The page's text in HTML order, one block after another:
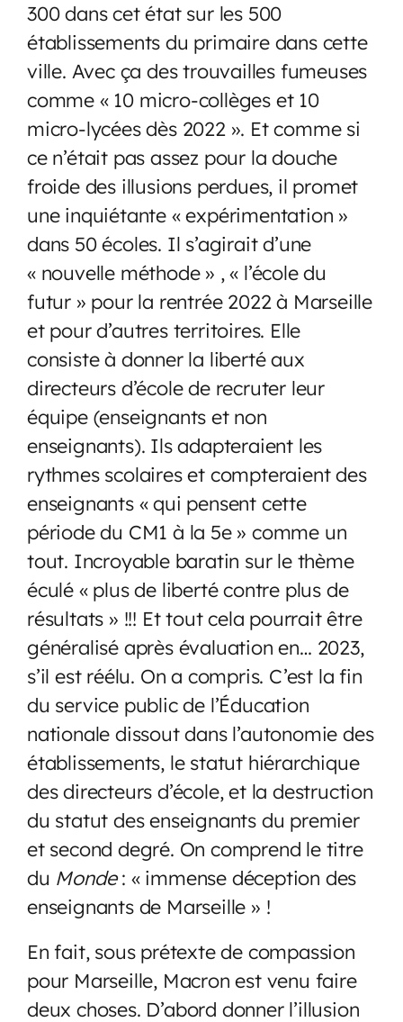
300 dans cet état sur les 500
établissements du primaire dans cette
ville. Avec ça des trouvailles fumeuses
comme « 10 micro-collèges et 10
micro-lycées dès 2022 ». Et comme si
ce n’était pas assez pour la douche
froide des illusions perdues, il promet
une inquiétante « expérimentation »
dans 50 écoles. Il s’agirait d’une
« nouvelle méthode » , « l’école du
futur » pour la rentrée 2022 à Marseille
et pour d’autres territoires. Elle
consiste à donner la liberté aux
directeurs d’école de recruter leur
équipe (enseignants et non
enseignants). Ils adapteraient les
rythmes scolaires et compteraient des
enseignants « qui pensent cette
période du CM1 à la 5e » comme un
tout. Incroyable baratin sur le thème
éculé « plus de liberté contre plus de
résultats » !!! Et tout cela pourrait être
généralisé après évaluation en… 2023,
s’il est réélu. On a compris. C’est la fin
du service public de l’Éducation
nationale dissout dans l’autonomie des
établissements, le statut hiérarchique
des directeurs d’école, et la destruction
du statut des enseignants du premier
et second degré. On comprend le titre
du Monde: « immense déception des
enseignants de Marseille » !
En fait, sous prétexte de compassion
pour Marseille, Macron est venu faire
deux choses. D’abord donner l’illusion